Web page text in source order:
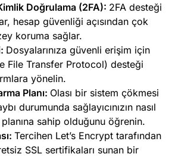
Doğrulama (2FA): 2FA desteği
hesap güvenliği açısından çok
koruma sağlar.
Dosyalarınıza güvenli erişim için
File Transfer Protocol) desteği
yönelin.
Planı: Olası bir sistem çökmesi
durumunda sağlayıcınızın nasıl
sahip olduğunu öğrenin.
Tercihen Let’s Encrypt tarafından
SSL sertifikaları sunan bir